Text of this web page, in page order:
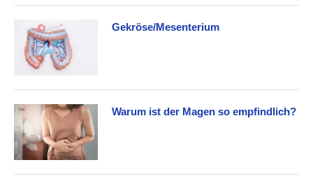
Gekröse/Mesenterium
Warum ist der Magen so empfindlich?